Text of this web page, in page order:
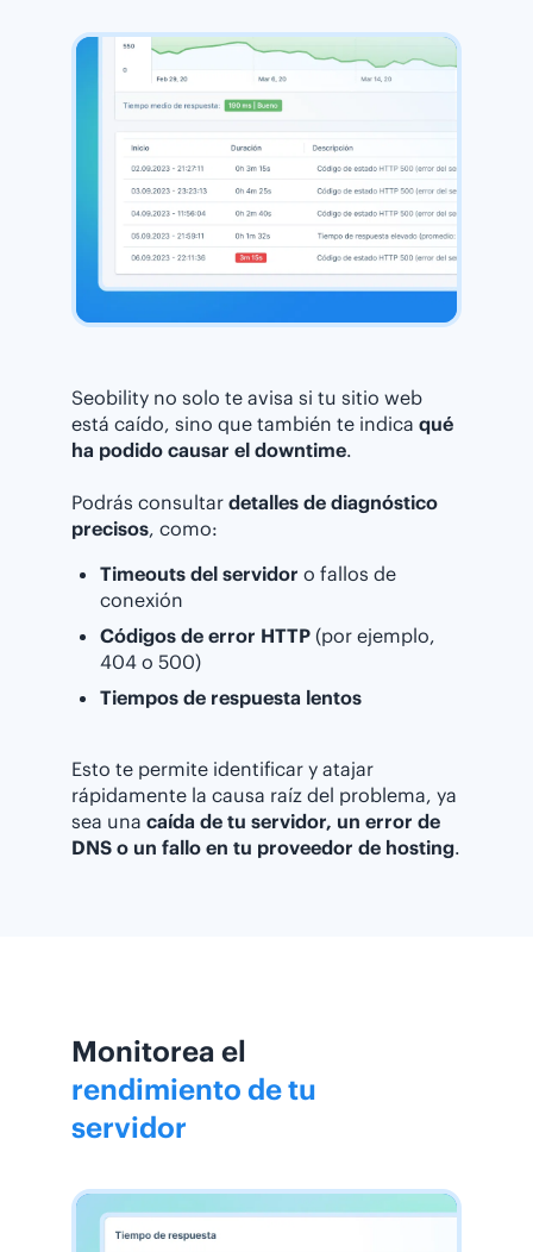
Seobility no solo te avisa si tu sitio web
está caído, sino que también te indica qué
ha podido causar el downtime.
Podrás consultar detalles de diagnóstico
precisos, como:
Timeouts del servidor o fallos de
conexión
Códigos de error HTTP (por ejemplo,
404 o 500)
Tiempos de respuesta lentos
Esto te permite identificar y atajar
rápidamente la causa raíz del problema, ya
sea una caída de tu servidor, un error de
DNS o un fallo en tu proveedor de hosting.
Monitorea el
rendimiento de tu
servidor